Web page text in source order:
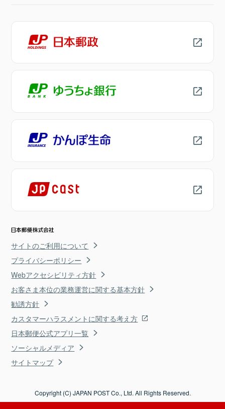
サイトのご利用について
プライバシーポリシー
Webアクセシビリティ方針
お客さま本位の業務運営に関する基本方針
勧誘方針
カスタマーハラスメントに関する考え方
日本郵便公式アプリ一覧
ソーシャルメディア
サイトマップ
Copyright (C) JAPAN POST Co., Ltd. All Rights Reserved.